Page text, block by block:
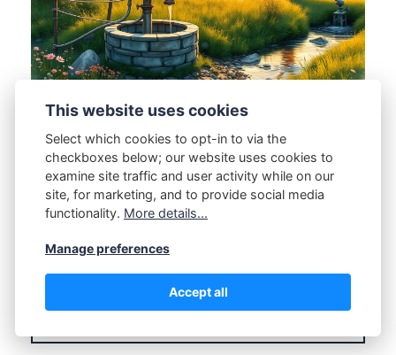
Instalar um poço residencial pode ser uma
solução eficiente para garantir o
abastecimento de água em propriedades
rurais, chácaras e até mesmo em…
This website uses cookies
Select which cookies to opt-in to via the
checkboxes below; our website uses cookies to
examine site traffic and user activity while on our
site, for marketing, and to provide social media
functionality. More details...
Manage preferences
Accept all